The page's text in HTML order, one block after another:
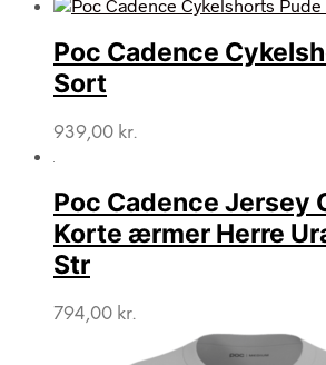
Poc Cadence
Sort
939,00 kr.
Poc Cadence Jersey
Korte ærmer Herre
Str
794,00 kr.